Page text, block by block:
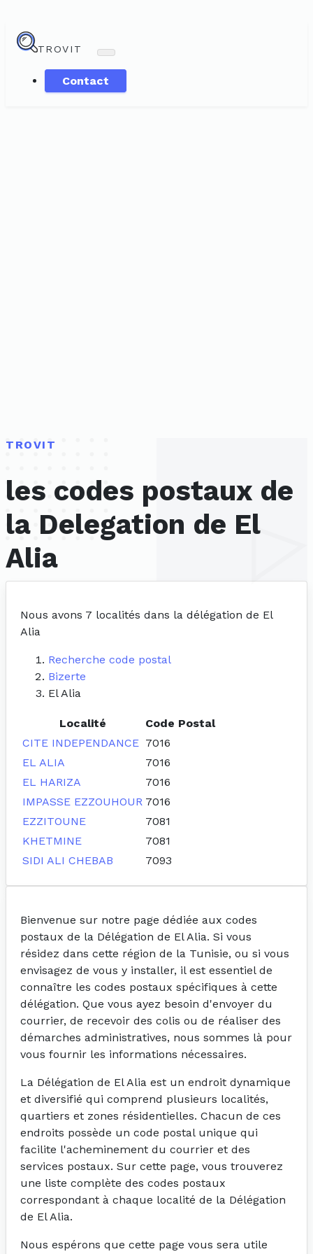
TROVIT
Contact
TROVIT
les codes postaux de
la Delegation de El
Alia
Nous avons 7 localités dans la délégation de El
Alia
Recherche code postal
Bizerte
El Alia
Localité
Code Postal
CITE INDEPENDANCE 7016
EL ALIA
7016
EL HARIZA
7016
IMPASSE EZZOUHOUR 7016
EZZITOUNE
7081
KHETMINE
7081
SIDI ALI CHEBAB
7093
Bienvenue sur notre page dédiée aux codes
postaux de la Délégation de El Alia. Si vous
résidez dans cette région de la Tunisie, ou si vous
envisagez de vous y installer, il est essentiel de
connaître les codes postaux spécifiques à cette
délégation. Que vous ayez besoin d'envoyer du
courrier, de recevoir des colis ou de réaliser des
démarches administratives, nous sommes là pour
vous fournir les informations nécessaires.
La Délégation de El Alia est un endroit dynamique
et diversifié qui comprend plusieurs localités,
quartiers et zones résidentielles. Chacun de ces
endroits possède un code postal unique qui
facilite l'acheminement du courrier et des
services postaux. Sur cette page, vous trouverez
une liste complète des codes postaux
correspondant à chaque localité de la Délégation
de El Alia.
Nous espérons que cette page vous sera utile